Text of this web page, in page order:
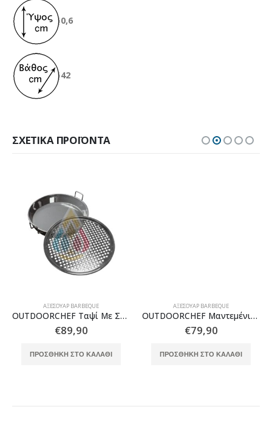
0,6
42
ΣΧΕΤΙΚΆ ΠΡΟΪΌΝΤΑ
ΑΞΕΣΟΥΆΡ BARBEQUE
OUTDOORCHEF Ταψί Με Σχάρα Διάτρητη 480/570 2 Μέρη
€89,90
ΠΡΟΣΘΉΚΗ ΣΤΟ ΚΑΛΆΘΙ
ΑΞΕΣΟΥΆΡ BARBEQUE
OUTDOORCHEF Μαντεμένια Πλάκα 420 2 Όψεων
€79,90
ΠΡΟΣΘΉΚΗ ΣΤΟ ΚΑΛΆΘΙ